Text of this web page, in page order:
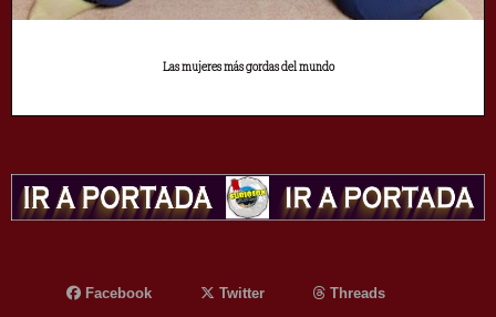
Las mujeres más gordas del mundo
Facebook Twitter Threads